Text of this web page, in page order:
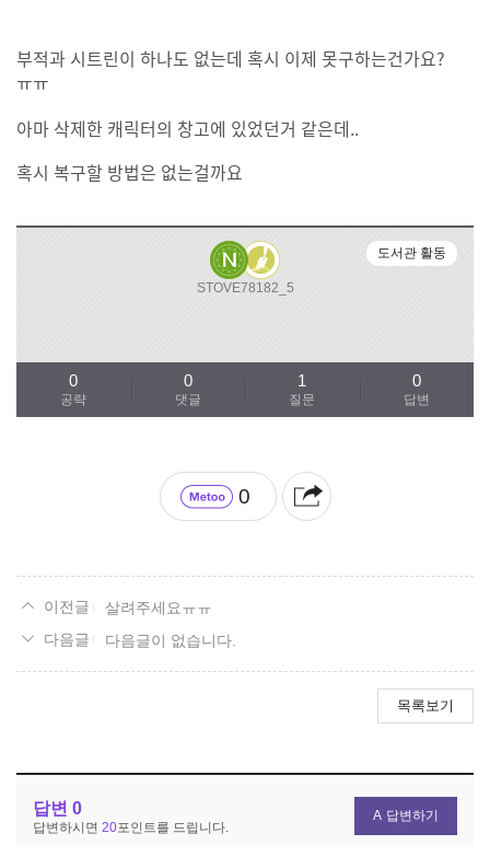
부적과 시트린이 하나도 없는데 혹시 이제 못구하는건가요?
ㅠㅠ
아마 삭제한 캐릭터의 창고에 있었던거 같은데..
혹시 복구할 방법은 없는걸까요
STOVE78182_5
도서관 활동
공략
0
댓글
0
질문
1
답변
0
0
살려주세요ㅠㅠ
다음글이 없습니다.
목록보기
답변 0
답변하시면 20포인트를 드립니다.
답변하기